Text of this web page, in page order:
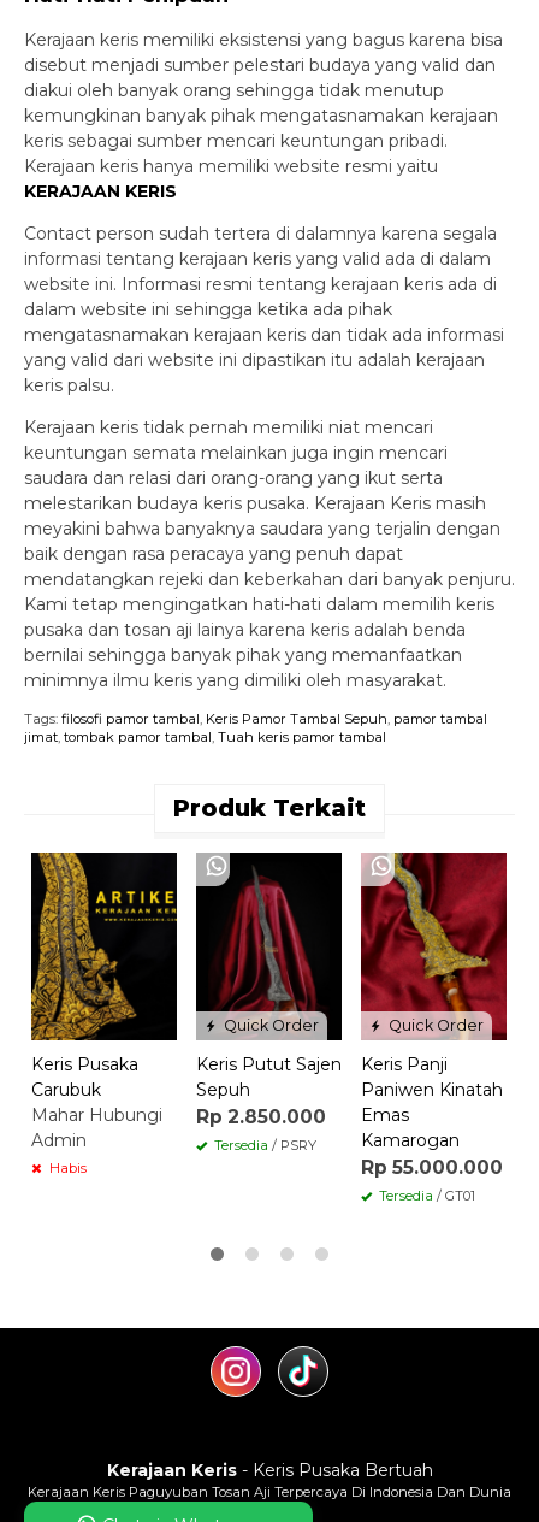
Kerajaan keris memiliki eksistensi yang bagus karena bisa
disebut menjadi sumber pelestari budaya yang valid dan
diakui oleh banyak orang sehingga tidak menutup
kemungkinan banyak pihak mengatasnamakan kerajaan
keris sebagai sumber mencari keuntungan pribadi.
Kerajaan keris hanya memiliki website resmi yaitu
KERAJAAN KERIS
Contact person sudah tertera di dalamnya karena segala
informasi tentang kerajaan keris yang valid ada di dalam
website ini. Informasi resmi tentang kerajaan keris ada di
dalam website ini sehingga ketika ada pihak
mengatasnamakan kerajaan keris dan tidak ada informasi
yang valid dari website ini dipastikan itu adalah kerajaan
keris palsu.
Kerajaan keris tidak pernah memiliki niat mencari
keuntungan semata melainkan juga ingin mencari
saudara dan relasi dari orang-orang yang ikut serta
melestarikan budaya keris pusaka. Kerajaan Keris masih
meyakini bahwa banyaknya saudara yang terjalin dengan
baik dengan rasa peracaya yang penuh dapat
mendatangkan rejeki dan keberkahan dari banyak penjuru.
Kami tetap mengingatkan hati-hati dalam memilih keris
pusaka dan tosan aji lainya karena keris adalah benda
bernilai sehingga banyak pihak yang memanfaatkan
minimnya ilmu keris yang dimiliki oleh masyarakat.
Tags: filosofi pamor tambal, Keris Pamor Tambal Sepuh, pamor tambal
jimat, tombak pamor tambal, Tuah keris pamor tambal
Produk Terkait
Keris Pusaka
Carubuk
Mahar Hubungi
Admin
Habis
Quick Order
Keris Putut Sajen
Sepuh
Rp 2.850.000
Tersedia / PSRY
Quick Order
Keris Panji
Paniwen Kinatah
Emas
Kamarogan
Rp 55.000.000
Tersedia / GT01
Kerajaan Keris- Keris Pusaka Bertuah
Kerajaan Keris Paguyuban Tosan Aji Terpercaya Di Indonesia Dan Dunia